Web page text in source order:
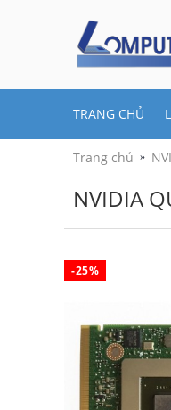
TRANG CHỦ
Trang chủ
NVIDIA
-25%